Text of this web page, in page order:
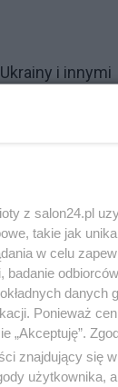
i innymi
na
prezydent.
w pokoju!
z salon24.pl
takie jak
w celu
danych
Ponieważ
„Akceptuję”.
znajdujący się
użytkownika,